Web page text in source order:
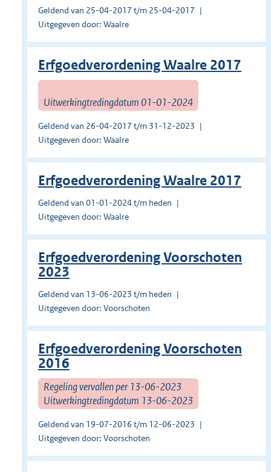
Geldend van 25-04-2017 t/m 25-04-2017
Uitgegeven door: Waalre
Erfgoedverordening Waalre 2017
Uitwerkingtredingdatum 01-01-2024
Geldend van 26-04-2017 t/m 31-12-2023
Uitgegeven door: Waalre
Erfgoedverordening Waalre 2017
Geldend van 01-01-2024 t/m heden
Uitgegeven door: Waalre
Erfgoedverordening Voorschoten
2023
Geldend van 13-06-2023 t/m heden
Uitgegeven door: Voorschoten
Erfgoedverordening Voorschoten
2016
Regeling vervallen per 13-06-2023
Uitwerkingtredingdatum 13-06-2023
Geldend van 19-07-2016 t/m 12-06-2023
Uitgegeven door: Voorschoten